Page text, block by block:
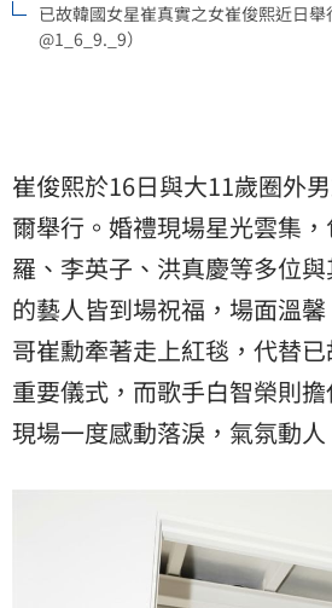
已故韓國女星崔真實之女崔俊熙近日
@1_6_9._9）
崔俊熙於16日與大11歲圈外
爾舉行。婚禮現場星光雲集
羅、李英子、洪真慶等多位
的藝人皆到場祝福，場面溫
哥崔勳牽著走上紅毯，代替
重要儀式，而歌手白智榮則擔
現場一度感動落淚，氣氛動人